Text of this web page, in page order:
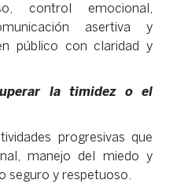
control emocional,
asertiva y
público con claridad y
la timidez o el
progresivas que
manejo del miedo y
seguro y respetuoso.